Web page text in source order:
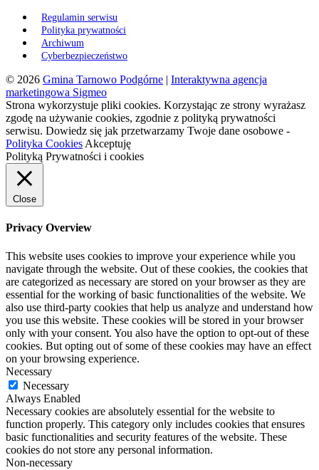
Regulamin serwisu
Polityka prywatności
Archiwum
Cyberbezpieczeństwo
© 2026 Gmina Tarnowo Podgórne | Interaktywna agencja
marketingowa Sigmeo
Strona wykorzystuje pliki cookies. Korzystając ze strony wyrażasz
zgodę na używanie cookies, zgodnie z polityką prywatności
serwisu. Dowiedz się jak przetwarzamy Twoje dane osobowe -
Polityka Cookies Akceptuję
Polityką Prywatności i cookies
Close
Privacy Overview
This website uses cookies to improve your experience while you
navigate through the website. Out of these cookies, the cookies that
are categorized as necessary are stored on your browser as they are
essential for the working of basic functionalities of the website. We
also use third-party cookies that help us analyze and understand how
you use this website. These cookies will be stored in your browser
only with your consent. You also have the option to opt-out of these
cookies. But opting out of some of these cookies may have an effect
on your browsing experience.
Necessary
Necessary
Always Enabled
Necessary cookies are absolutely essential for the website to
function properly. This category only includes cookies that ensures
basic functionalities and security features of the website. These
cookies do not store any personal information.
Non-necessary